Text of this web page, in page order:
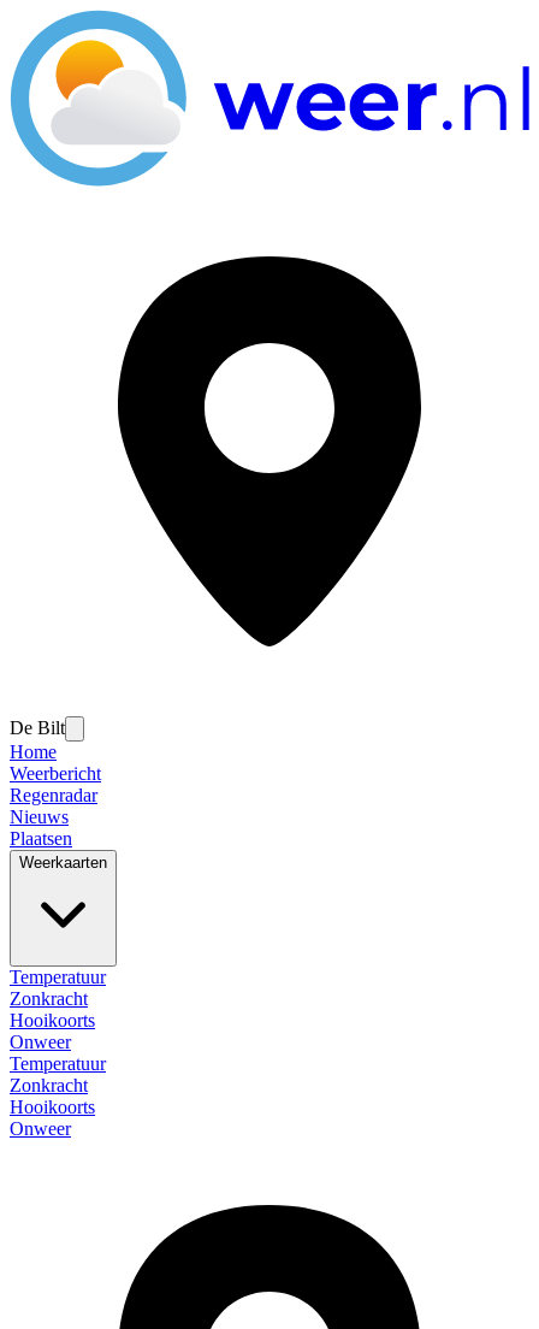
De Bilt
Home
Weerbericht
Regenradar
Nieuws
Plaatsen
Weerkaarten
Temperatuur
Zonkracht
Hooikoorts
Onweer
Temperatuur
Zonkracht
Hooikoorts
Onweer